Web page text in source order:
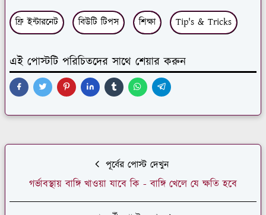
ফ্রি ইন্টারনেট বিউটি টিপস শিক্ষা Tip's & Tricks
এই পোস্টটি পরিচিতদের সাথে শেয়ার করুন
পূর্বের পোস্ট দেখুন
গর্ভাবস্থায় বাঙ্গি খাওয়া যাবে কি - বাঙ্গি খেলে যে ক্ষতি হবে